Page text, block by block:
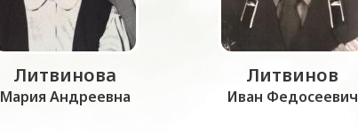
Литвинова
Мария Андреевна
Литвинов
Иван Федосеевич